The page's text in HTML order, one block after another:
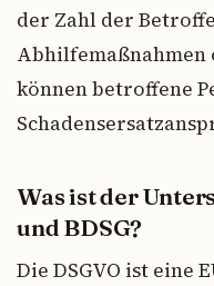
der Zahl der
können betroffene
Was ist der
und BDSG?
Die DSGVO ist eine